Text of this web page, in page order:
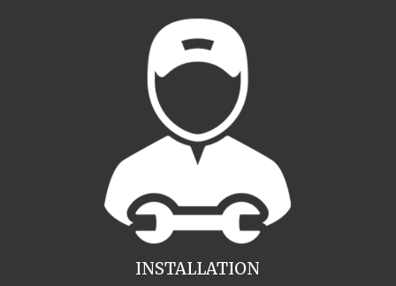
INSTALLATION